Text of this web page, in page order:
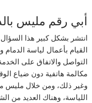
أبي رقم مليس
انتشر بشكل كبير هذا
القيام بأعمال لياسة
التواصل والاتفاق على
مكالمة هاتفية دون ضياع
وغير ذلك، ومن خلال مليس
اللياسة، وهناك العديد من